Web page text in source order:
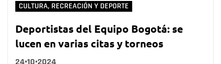
CULTURA, RECREACIÓN Y DEPORTE
Deportistas del Equipo Bogotá: se
lucen en varias citas y torneos